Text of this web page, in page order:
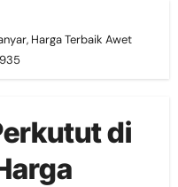
Harga Terbaik Awet
di